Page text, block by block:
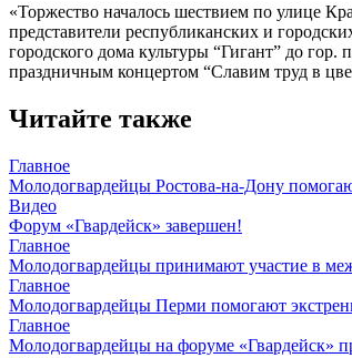
«Торжество началось шествием по улице
представители республиканских и
городского дома культуры “Гигант” до
праздничным концертом “Славим труд в
Читайте также
Главное
Молодогвардейцы Ростова-на-Дону
Видео
Форум «Гвардейск» завершен!
Главное
Молодогвардейцы принимают участие в
Главное
Молодогвардейцы Перми помогают
Главное
Молодогвардейцы на форуме «Гвардейск»